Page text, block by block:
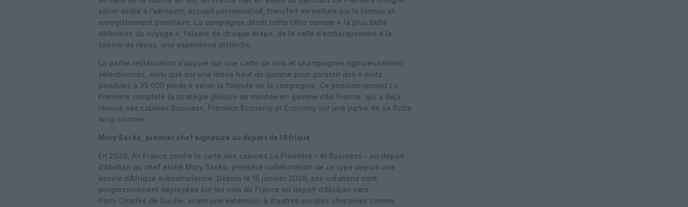
salon dédié à l’aéroport, accueil personnalisé, transfert en voiture sur le tarmac et
enregistrement prioritaire. La compagnie décrit cette offre comme « la plus belle
définition du voyage », faisant de chaque étape, de la salle d’embarquement à la
cabine de repos, une expérience distincte.
La partie restauration s’appuie sur une carte de vins et champagnes rigoureusement
sélectionnés, ainsi que sur une literie haut de gamme pour garantir des « nuits
paisibles à 35 000 pieds » selon la formule de la compagnie. Ce positionnement La
Première complète la stratégie globale de montée en gamme d’Air France, qui a déjà
rénové ses cabines Business, Premium Economy et Economy sur une partie de sa flotte
long‑courrier.
Mory Sacko, premier chef signature au départ de l’Afrique
En 2026, Air France confie la carte des cabines La Première – et Business – au départ
d’Abidjan au chef étoilé Mory Sacko, première collaboration de ce type depuis une
escale d’Afrique subsaharienne. Depuis le 15 janvier 2026, ses créations sont
progressivement déployées sur les vols Air France au départ d’Abidjan vers
Paris‑Charles de Gaulle, avant une extension à d’autres escales africaines comme